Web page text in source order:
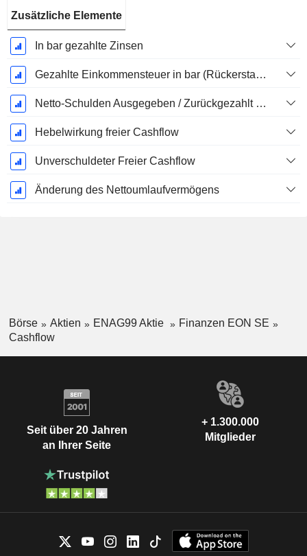
Zusätzliche Elemente
In bar gezahlte Zinsen
Gezahlte Einkommensteuer in bar (Rückerstattung)
Netto-Schulden Ausgegeben / Zurückgezahlt - (Modellspezifisch)
Hebelwirkung freier Cashflow
Unverschuldeter Freier Cashflow
Änderung des Nettoumlaufvermögens
Börse Aktien ENAG99 Aktie
Finanzen EON SE
Cashflow
Seit über 20 Jahren
an Ihrer Seite
+ 1.300.000
Mitglieder